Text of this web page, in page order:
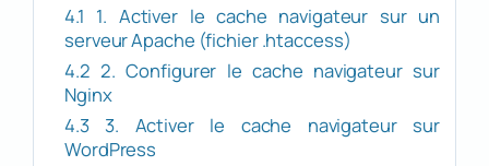
4.1 1. Activer le cache navigateur sur un
serveur Apache (fichier .htaccess)
4.2 2. Configurer le cache navigateur sur
Nginx
4.3 3. Activer le cache navigateur sur
WordPress